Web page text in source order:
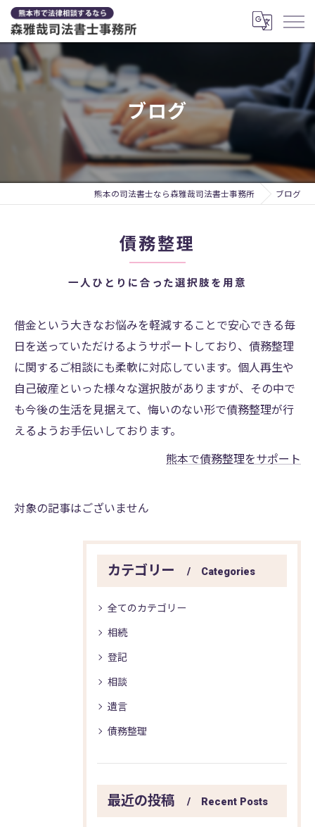
ブログ
熊本の司法書士なら森雅哉司法書士事務所 ブログ
債務整理
一人ひとりに合った選択肢を用意
借金という大きなお悩みを軽減することで安心できる毎
日を送っていただけるようサポートしており、債務整理
に関するご相談にも柔軟に対応しています。個人再生や
自己破産といった様々な選択肢がありますが、その中で
も今後の生活を見据えて、悔いのない形で債務整理が行
えるようお手伝いしております。
熊本で債務整理をサポート
対象の記事はございません
カテゴリー Categories
全てのカテゴリー
相続
登記
相談
遺言
債務整理
最近の投稿 Recent Posts